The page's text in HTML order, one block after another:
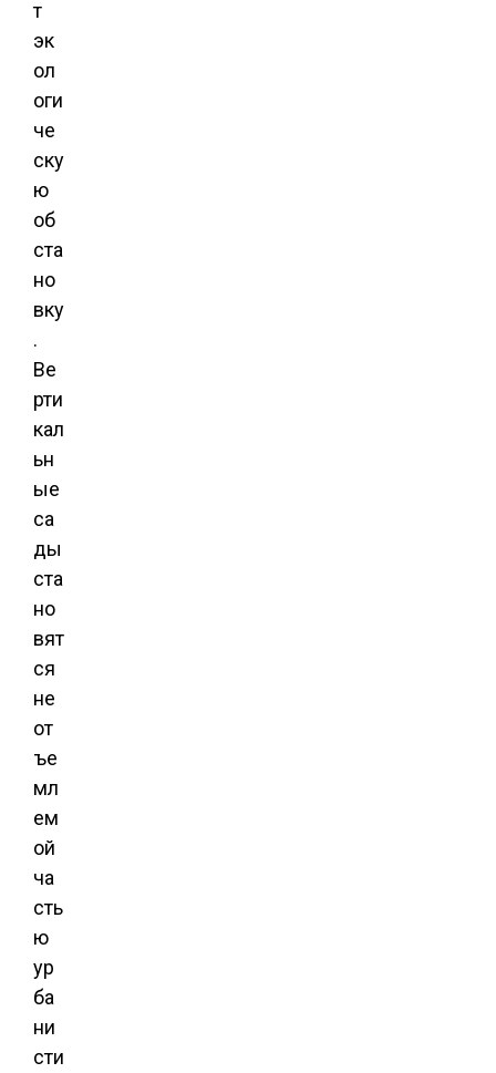
т
эк
ол
оги
че
ску
ю
об
ста
но
вку
.
Ве
рти
кал
ьн
ые
са
ды
ста
но
вят
ся
не
от
ъе
мл
ем
ой
ча
сть
ю
ур
ба
ни
сти